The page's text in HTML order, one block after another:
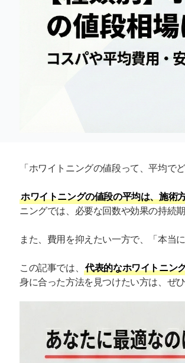
「ホワイトニングの値段って、平均で
ホワイトニングの値段の平均は、施術
ニングでは、必要な回数や効果の持続
また、費用を抑えたい一方で、「本当
この記事では、 代表的なホワイトニン
身に合った方法を見つけたい方は、ぜ